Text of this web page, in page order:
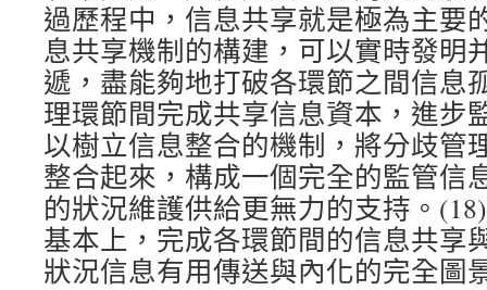
過歷程中，信息共享就是極為主要
息共享機制的構建，可以實時發明
遞，盡能夠地打破各環節之間信息
理環節間完成共享信息資本，進步
以樹立信息整合的機制，將分歧管
整合起來，構成一個完全的監管信
的狀況維護供給更無力的支持。
基本上，完成各環節間的信息共享
狀況信息有用傳送與內化的完全圖